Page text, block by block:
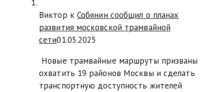
Виктор к Собянин сообщил о планах
развития московской трамвайной
сети01.05.2025
Новые трамвайные маршруты призваны
охватить 19 районов Москвы и сделать
транспортную доступность жителей